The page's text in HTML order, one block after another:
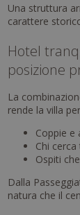
Una struttura
carattere
Hotel
posizione
La
rende la villa
Coppie e
Chi
Ospiti
Dalla
natura che il